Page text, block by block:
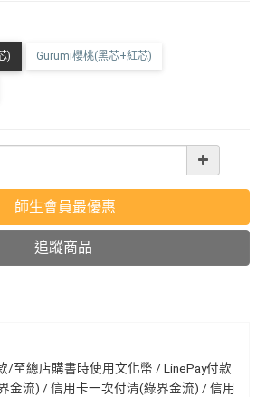
) Gurumi櫻桃(黑芯+紅芯)
師生會員最優惠
追蹤商品
/至總店購書時使用文化幣 / LinePay付款
金流) / 信用卡一次付清(綠界金流) / 信用